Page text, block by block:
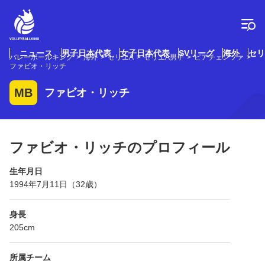
ニュース 男子日本代表 女子日本代表 SVリーグ 海外 セ
バレーボールキング 海外 セリエA セリエA男子
ピアチェンツァ
ファビオ・リッチ
MB ファビオ・リッチ
ファビオ・リッチのプロフィール
生年月日
1994年7月11日（32歳）
身長
205cm
所属チーム